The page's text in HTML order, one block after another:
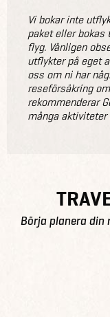
Vi bokar inte
paket eller
flyg. Vänligen
utflykter på eget
oss om ni har
reseförsäkring
rekommenderar
många aktiviteter
Börja planera din